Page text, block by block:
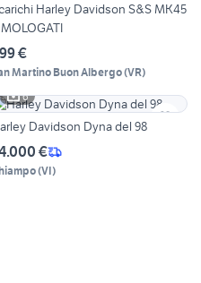
Harley Davidson S&S MK45
€
Martino Buon Albergo(VR)
6
Davidson Dyna del 98
€
(VI)